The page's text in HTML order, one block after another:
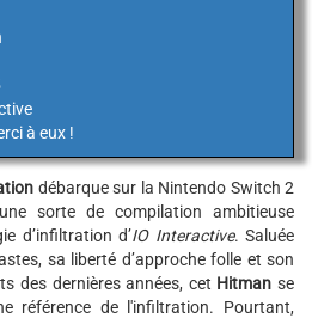
à eux !
débarque sur la Nintendo Switch 2
sorte de compilation ambitieuse
d’infiltration d’IO Interactive. Saluée
sa liberté d’approche folle et son
des dernières années, cet Hitmanse
référence de l'infiltration. Pourtant,